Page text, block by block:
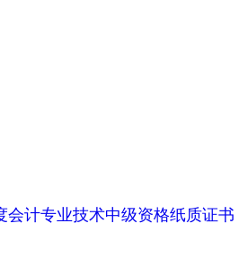
会计专业技术中级资格纸质证书